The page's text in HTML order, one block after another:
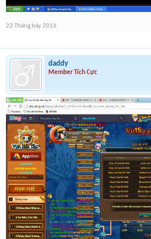
22 Tháng bảy 2016
daddy
Member Tích Cực